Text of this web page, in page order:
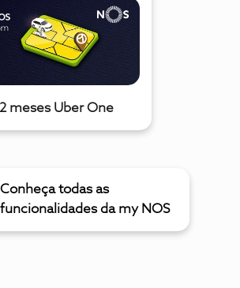
meses Uber One
Conheça todas as
funcionalidades da my NOS